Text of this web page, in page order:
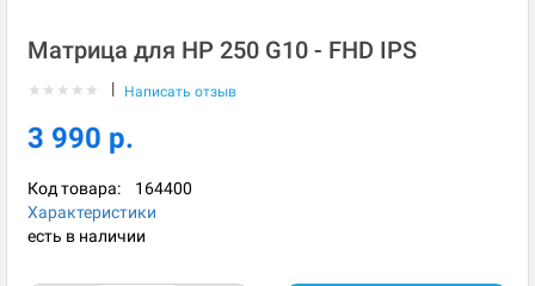
Матрица для HP 250 G10 - FHD IPS
★ ★ ★ ★ ★ | Написать отзыв
3 990 р.
Код товара: 164400
Характеристики
есть в наличии